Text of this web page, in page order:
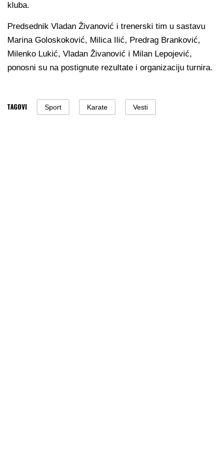
kluba.
Predsednik Vladan Živanović i trenerski tim u sastavu
Marina Goloskoković, Milica Ilić, Predrag Branković,
Milenko Lukić, Vladan Živanović i Milan Lepojević,
ponosni su na postignute rezultate i organizaciju turnira.
TAGOVI Sport Karate Vesti